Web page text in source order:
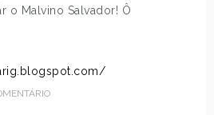
o Malvino Salvador! Ô